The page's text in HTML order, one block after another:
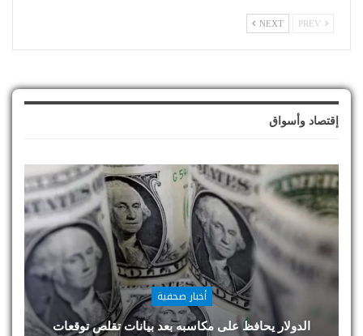
NEXT
إقتصاد وأسواق
أخبار صحفية
الدولار يحافظ على مكاسبه بعد بيانات تقلص توقعات